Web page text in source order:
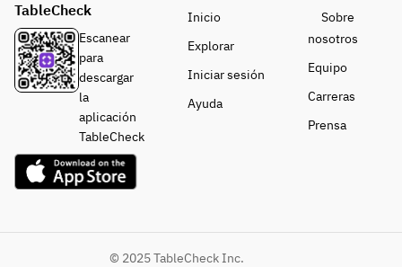
TableCheck
Escanear
para
descargar
la
aplicación
TableCheck
Inicio
Explorar
Iniciar sesión
Ayuda
Sobre
nosotros
Equipo
Carreras
Prensa
© 2025 TableCheck Inc.